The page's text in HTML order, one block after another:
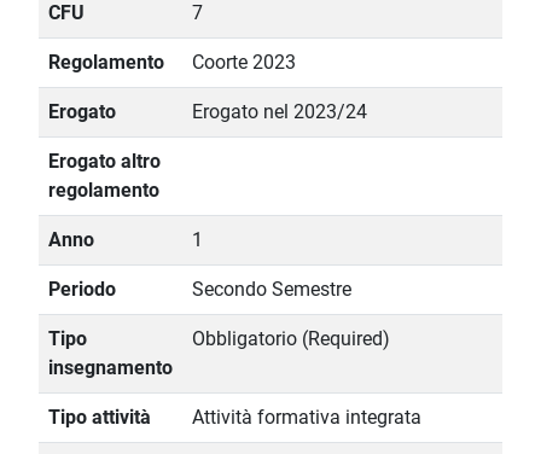
CFU 7
Regolamento Coorte 2023
Erogato Erogato nel 2023/24
Erogato altro
regolamento
Anno 1
Periodo Secondo Semestre
Tipo
insegnamento
Obbligatorio (Required)
Tipo attività Attività formativa integrata